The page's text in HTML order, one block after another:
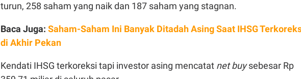
turun, 258 saham yang naik dan 187 saham yang stagnan.
Baca Juga: Saham-Saham Ini Banyak Ditadah Asing Saat IHSG
di Akhir Pekan
Kendati IHSG terkoreksi tapi investor asing mencatat net buysebesar Rp